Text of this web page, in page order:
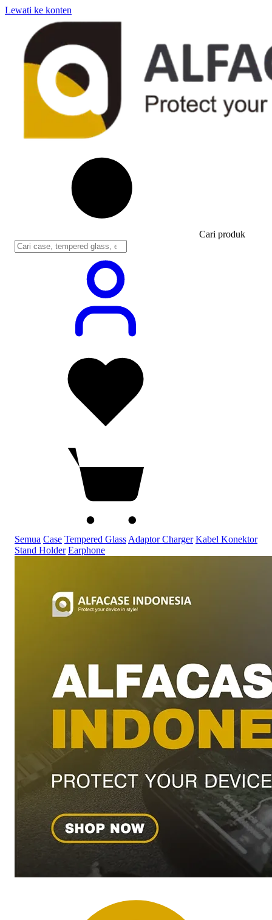
Lewati ke konten
Cari produk
Semua Case Tempered Glass Adaptor Charger Kabel Konektor
Stand Holder Earphone